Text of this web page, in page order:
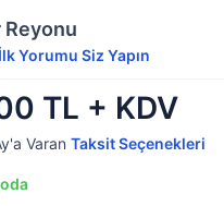
Reyonu
İlk Yorumu Siz Yapın
TL + KDV
Varan Taksit Seçenekleri